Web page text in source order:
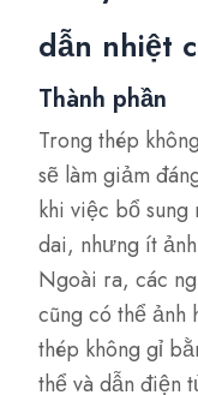
dẫn nhiệt
Thành phần
Trong thép
sẽ làm giảm
khi việc bổ sung
dai, nhưng ít
Ngoài ra, các
cũng có thể ảnh
thép không gỉ
thể và dẫn điện